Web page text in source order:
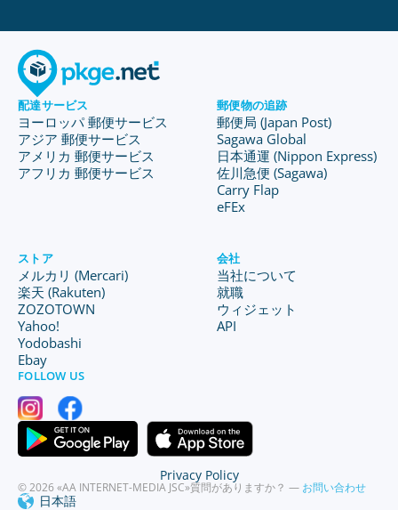
配達サービス
ヨーロッパ 郵便サービス
アジア 郵便サービス
アメリカ 郵便サービス
アフリカ 郵便サービス
郵便物の追跡
郵便局 (Japan Post)
Sagawa Global
日本通運 (Nippon Express)
佐川急便 (Sagawa)
Carry Flap
eFEx
ストア
メルカリ (Mercari)
楽天 (Rakuten)
ZOZOTOWN
Yahoo!
Yodobashi
Ebay
会社
当社について
就職
ウィジェット
API
FOLLOW US
© 2026 «AA INTERNET-MEDIA JSC»質問がありますか？ — お問い合わせ
日本語
Privacy Policy